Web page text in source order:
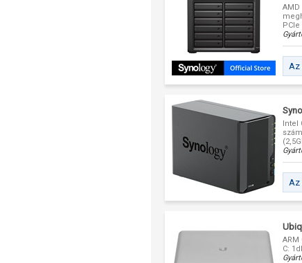
AMD
Az
Intel
Az
ARM
C: